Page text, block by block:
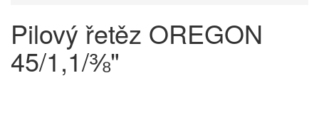
Pilový řetěz OREGON
45/1,1/⅜"